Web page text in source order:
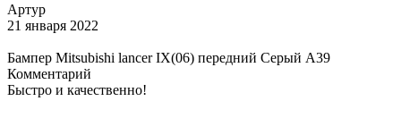
Артур
21 января 2022
Бампер Mitsubishi lancer IX(06) передний Серый A39
Комментарий
Быстро и качественно!